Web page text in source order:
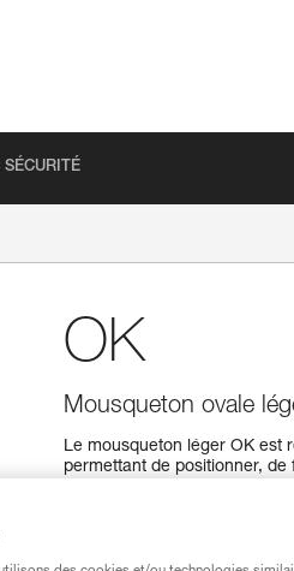
SÉCURITÉ
OK
Mousqueton ovale
Le mousqueton léger OK est
permettant de positionner,
bloqueur et antichute
manipulations. Il est
TRIACT-LOCK et BALL-
la barrette CAPTIV pour